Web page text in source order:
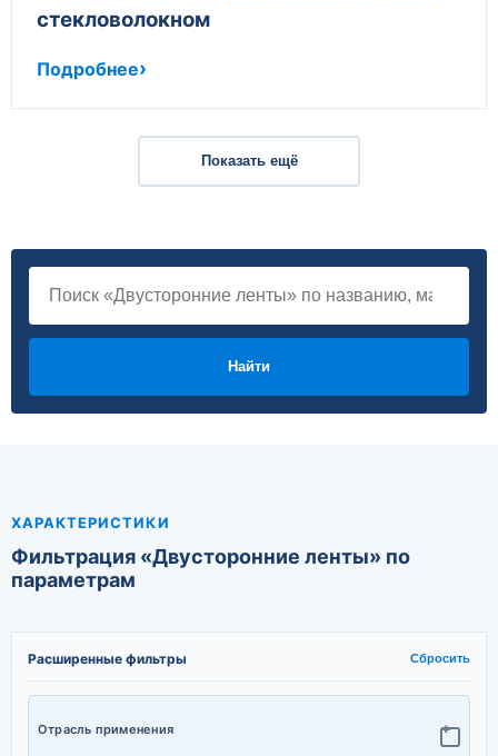
стекловолокном
Подробнее
Показать ещё
Найти
ХАРАКТЕРИСТИКИ
Фильтрация «Двусторонние ленты» по
параметрам
Расширенные фильтры Сбросить
Отрасль применения